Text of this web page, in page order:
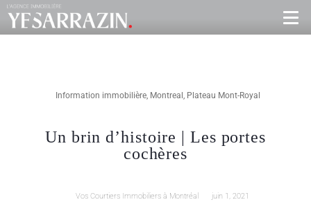
Information immobilière, Montreal , Plateau Mont-Royal
Un brin d’histoire | Les portes
cochères
Vos Courtiers Immobiliers à Montréal juin 1, 2021